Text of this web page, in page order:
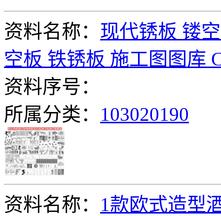
资料名称： 现代锈板 镂
空板 铁锈板 施工图图库
资料序号：
所属分类： 103020190
资料名称： 1款欧式造型